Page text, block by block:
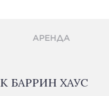
АРЕНДА
БАРРИН ХАУС